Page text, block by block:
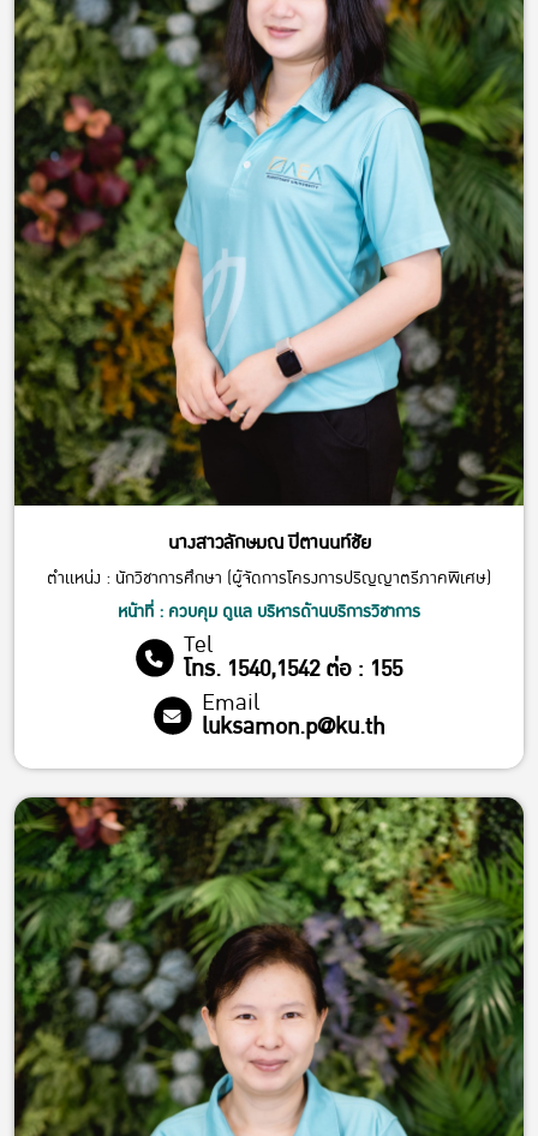
นางสาวลักษมณ ปิตานนท์ชัย
ตำเเหน่ง : นักวิชาการศึกษา (ผู้จัดการโครงการปริญญาตรีภาคพิเศษ)
หน้าที่ : ควบคุม ดูเเล บริหารด้านบริการวิชาการ
Tel
โทร. 1540,1542 ต่อ : 155
Email
luksamon.p@ku.th